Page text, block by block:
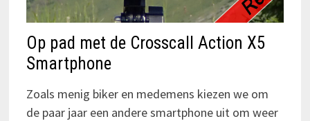
Op pad met de Crosscall Action X5
Smartphone
Zoals menig biker en medemens kiezen we om
de paar jaar een andere smartphone uit om weer